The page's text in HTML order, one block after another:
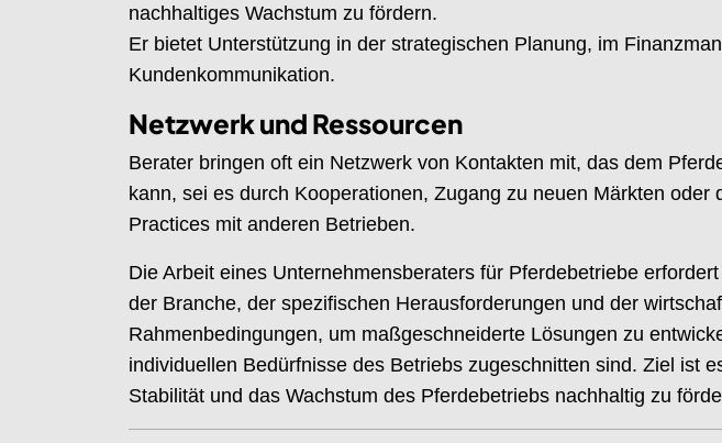
nachhaltiges Wachstum zu fördern.
Er bietet Unterstützung in der strategischen Planung, im
Kundenkommunikation.
Netzwerk und Ressourcen
Berater bringen oft ein Netzwerk von Kontakten mit, das dem
kann, sei es durch Kooperationen, Zugang zu neuen Märkten oder
Practices mit anderen Betrieben.
Die Arbeit eines Unternehmensberaters für Pferdebetriebe
der Branche, der spezifischen Herausforderungen und der
Rahmenbedingungen, um maßgeschneiderte Lösungen zu
individuellen Bedürfnisse des Betriebs zugeschnitten sind. Ziel ist
Stabilität und das Wachstum des Pferdebetriebs nachhaltig zu